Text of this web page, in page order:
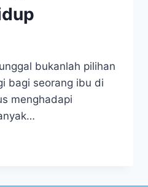
bukanlah pilihan
bagi seorang ibu di
menghadapi